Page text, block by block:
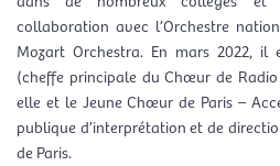
collaboration avec l’Orchestre
Mozart Orchestra. En mars 2022,
(cheffe principale du Chœur de
elle et le Jeune Chœur de Paris –
publique d’interprétation et de
de Paris.